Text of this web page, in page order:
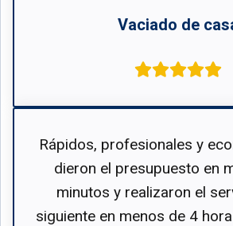
Vaciado de
Rápidos, profesionales y
dieron el presupuesto en
minutos y realizaron el
siguiente en menos de 4